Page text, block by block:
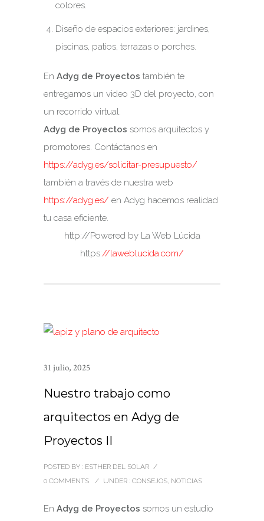
colores.
Diseño de espacios exteriores: jardines,
piscinas, patios, terrazas o porches.
En Adyg de Proyectos también te
entregamos un video 3D del proyecto, con
un recorrido virtual.
Adyg de Proyectos somos arquitectos y
promotores. Contáctanos en
https://adyg.es/solicitar-presupuesto/
también a través de nuestra web
https://adyg.es/ en Adyg hacemos realidad
tu casa eficiente.
http://Powered by La Web Lúcida
https://laweblucida.com/
31 julio, 2025
Nuestro trabajo como
arquitectos en Adyg de
Proyectos II
POSTED BY : ESTHER DEL SOLAR /
0 COMMENTS
/ UNDER : CONSEJOS, NOTICIAS
En Adyg de Proyectos somos un estudio